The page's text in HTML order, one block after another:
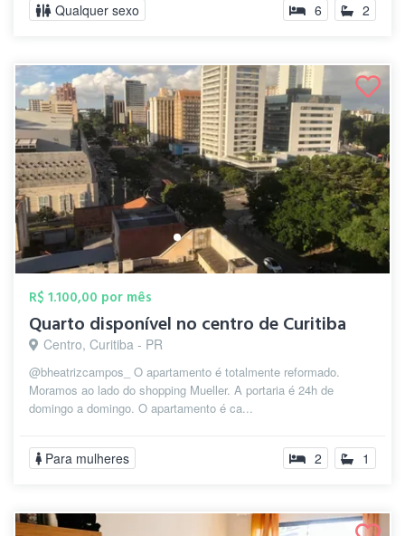
Qualquer sexo 6 2
R$ 1.100,00 por mês
Quarto disponível no centro de Curitiba
Centro, Curitiba - PR
@bheatrizcampos_ O apartamento é totalmente reformado.
Moramos ao lado do shopping Mueller. A portaria é 24h de
domingo a domingo. O apartamento é ca...
Para mulheres 2 1